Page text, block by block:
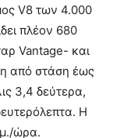
V8 των 4.000
πλέον 680
Vantage- και
από στάση έως
3,4 δεύτερα,
Η
ώρα.